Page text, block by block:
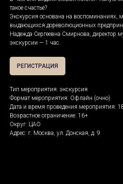
такое счастье?
Экскурсия основана на воспоминаниях,
выдающихся дореволюционных
Надежда Сергеевна Смирнова, директор
экскурсии — 1 час.
РЕГИСТРАЦИЯ
Тип мероприятия: экскурсия
Формат мероприятия: Офлайн (очно)
Дата и время проведения мероприятия:
Возрастное ограничение: 16+
Округ: ЦАО
Адрес: г. Москва, ул. Донская, д. 9